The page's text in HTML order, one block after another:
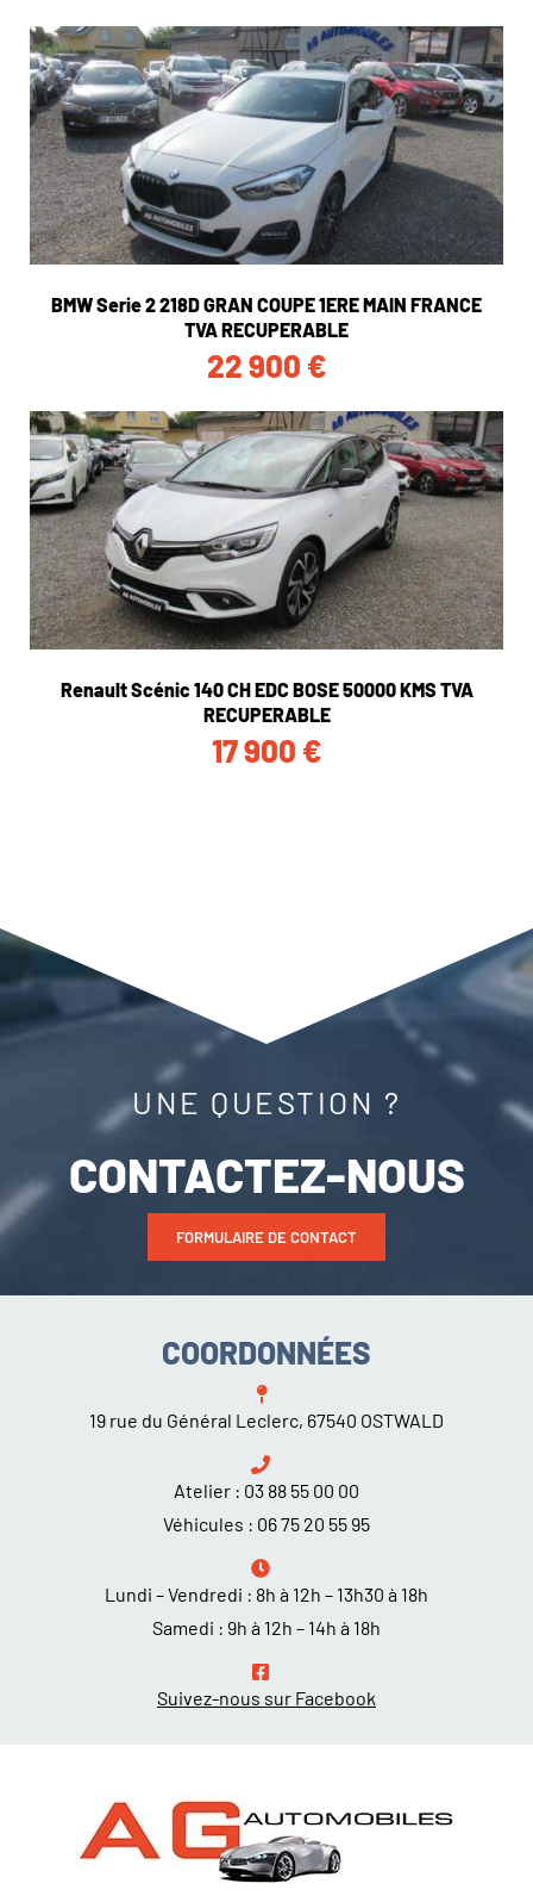
BMW Serie 2 218D GRAN COUPE 1ERE MAIN FRANCE
TVA RECUPERABLE
22 900 €
Renault Scénic 140 CH EDC BOSE 50000 KMS TVA
RECUPERABLE
17 900 €
UNE QUESTION ?
CONTACTEZ-NOUS
FORMULAIRE DE CONTACT
COORDONNÉES
19 rue du Général Leclerc, 67540 OSTWALD
Atelier : 03 88 55 00 00
Véhicules : 06 75 20 55 95
Lundi – Vendredi : 8h à 12h – 13h30 à 18h
Samedi : 9h à 12h – 14h à 18h
Suivez-nous sur Facebook